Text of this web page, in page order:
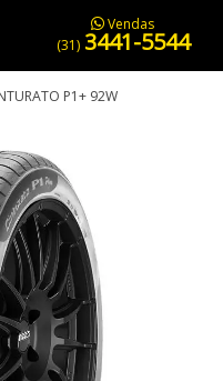
NOSSA LOJA
Vendas
(31) 3441-5544
P1+ 92W